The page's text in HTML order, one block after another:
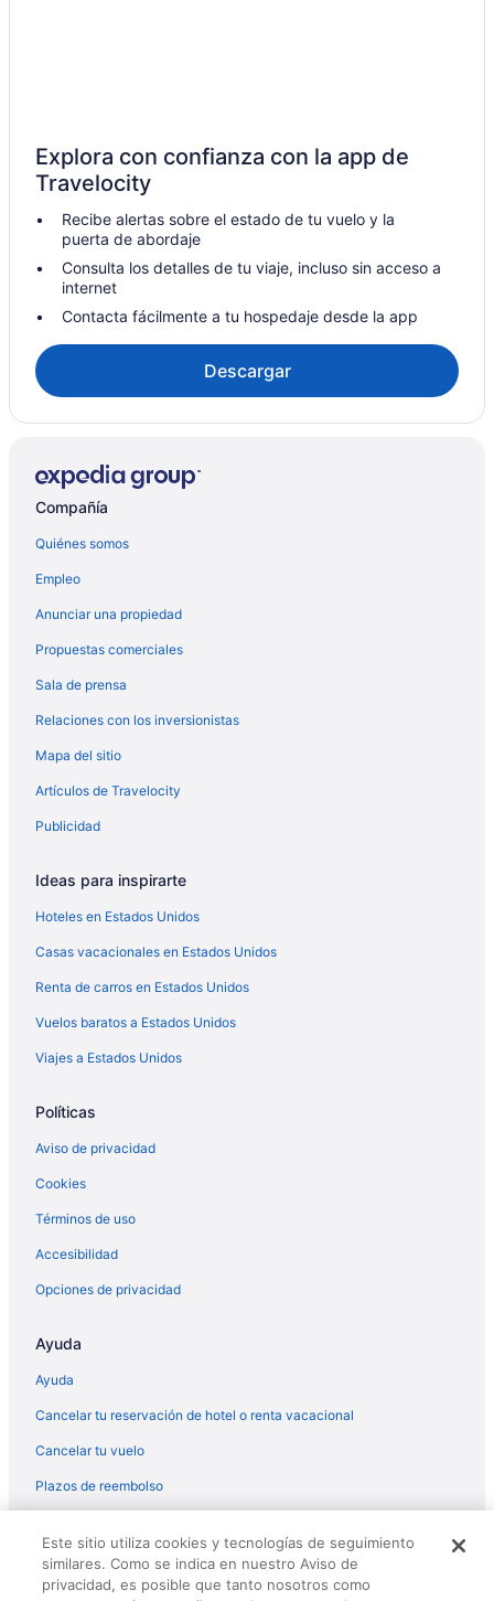
Explora con confianza con la app de
Travelocity
Recibe alertas sobre el estado de tu vuelo y la
puerta de abordaje
Consulta los detalles de tu viaje, incluso sin acceso a
internet
Contacta fácilmente a tu hospedaje desde la app
Descargar
Compañía
Quiénes somos
Empleo
Anunciar una propiedad
Propuestas comerciales
Sala de prensa
Relaciones con los inversionistas
Mapa del sitio
Artículos de Travelocity
Publicidad
Ideas para inspirarte
Hoteles en Estados Unidos
Casas vacacionales en Estados Unidos
Renta de carros en Estados Unidos
Vuelos baratos a Estados Unidos
Viajes a Estados Unidos
Políticas
Aviso de privacidad
Cookies
Términos de uso
Accesibilidad
Opciones de privacidad
Ayuda
Ayuda
Cancelar tu reservación de hotel o renta vacacional
Cancelar tu vuelo
Plazos de reembolso
reserved. Travelocity, the Stars Design, and The Roaming Gnome
Design are trademarks or registered trademarks of Travelscape LLC.
CST# 2083930-50.
Este sitio utiliza cookies y tecnologías de seguimiento
similares. Como se indica en nuestro Aviso de
privacidad, es posible que tanto nosotros como